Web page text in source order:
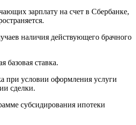
зарплату на счет в Сбербанке,
наличия действующего брачного
базовая ставка.
при условии оформления услуги
сделки.
субсидирования ипотеки